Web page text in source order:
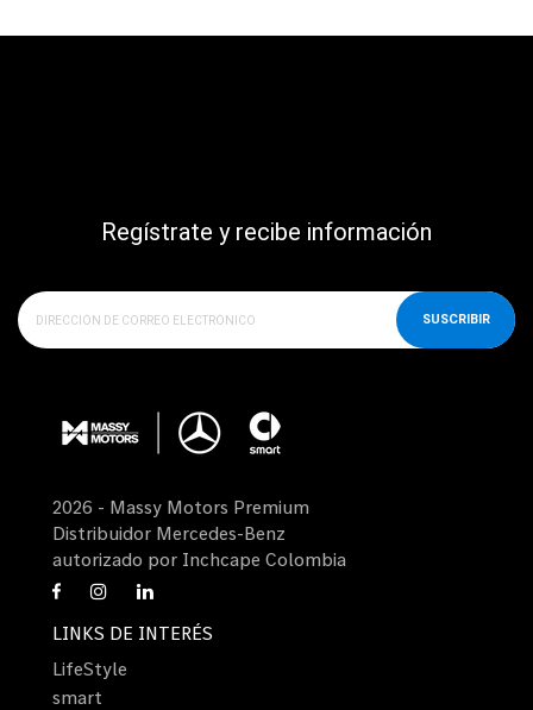
Regístrate y recibe información
SUSCRIBIR
2026 - Massy Motors Premium
Distribuidor Mercedes-Benz
autorizado por Inchcape Colombia
LINKS DE INTERÉS
LifeStyle
smart